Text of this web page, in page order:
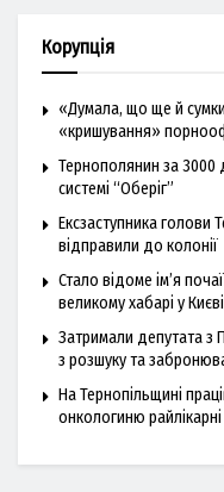
Корупція
«Думала, що ще й
«кришування»
Тернополянин за 3000
системі “Оберіг”
Ексзаступника голови
відправили до колонії
Стало відоме ім’я
великому хабарі у Києві
Затримали депутата з
з розшуку та
На Тернопільщині
онкологиню